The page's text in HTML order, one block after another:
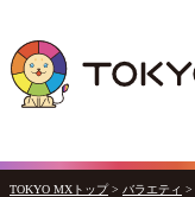
TOKYO MXトップ> バラエティ >